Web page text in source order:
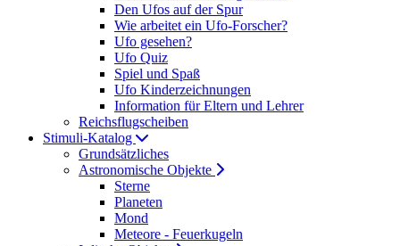
Den Ufos auf der Spur
Wie arbeitet ein Ufo-Forscher?
Ufo gesehen?
Ufo Quiz
Spiel und Spaß
Ufo Kinderzeichnungen
Information für Eltern und Lehrer
Reichsflugscheiben
Stimuli-Katalog
Grundsätzliches
Astronomische Objekte
Sterne
Planeten
Mond
Meteore - Feuerkugeln